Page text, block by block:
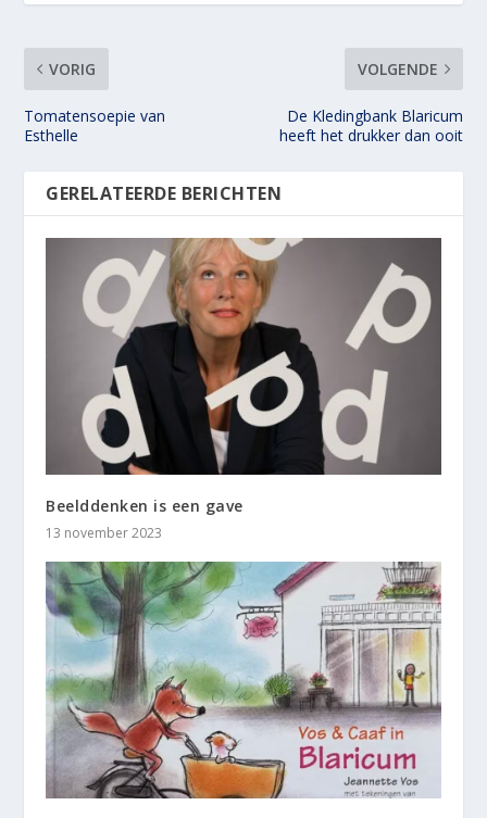
VORIG
Tomatensoepie van
Esthelle
VOLGENDE
De Kledingbank Blaricum
heeft het drukker dan ooit
GERELATEERDE BERICHTEN
Beelddenken is een gave
13 november 2023